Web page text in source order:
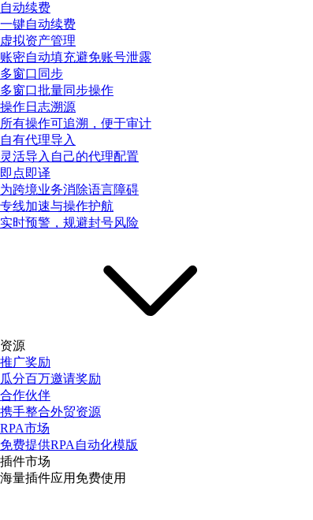
自动续费
一键自动续费
虚拟资产管理
账密自动填充避免账号泄露
多窗口同步
多窗口批量同步操作
操作日志溯源
所有操作可追溯，便于审计
自有代理导入
灵活导入自己的代理配置
即点即译
为跨境业务消除语言障碍
专线加速与操作护航
实时预警，规避封号风险
资源
推广奖励
瓜分百万邀请奖励
合作伙伴
携手整合外贸资源
RPA市场
免费提供RPA自动化模版
插件市场
海量插件应用免费使用